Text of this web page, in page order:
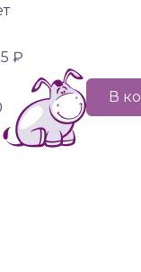
₽
В